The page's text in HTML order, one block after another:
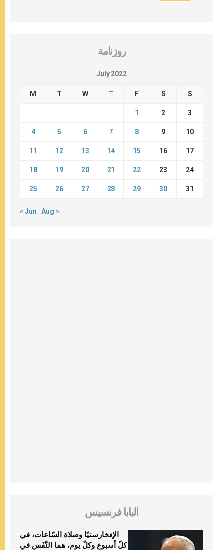
روزنامة
July 2022
M T W T F S S
1 2 3
4 5 6 7 8 9 10
11 12 13 14 15 16 17
18 19 20 21 22 23 24
25 26 27 28 29 30 31
« Jun Aug »
البابا فرنسيس
الإفخارستيّا وصلاة السّاعات، في
كلّ أسبوع وكلّ يوم، هما النَّفَس في